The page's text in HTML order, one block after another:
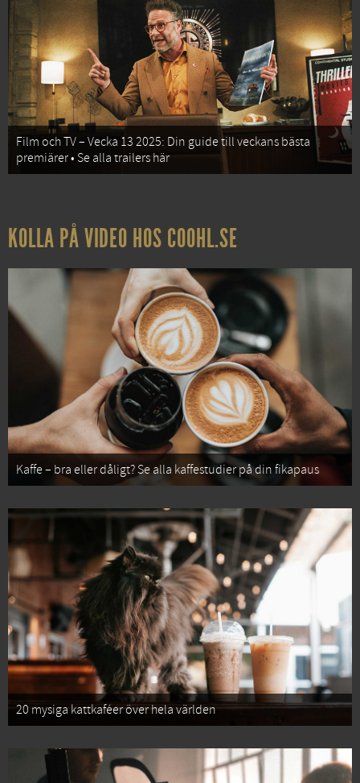
Film och TV – Vecka 13 2025: Din guide till veckans bästa
premiärer • Se alla trailers här
KOLLA PÅ VIDEO HOS COOHL.SE
Kaffe – bra eller dåligt? Se alla kaffestudier på din fikapaus
20 mysiga kattkaféer över hela världen